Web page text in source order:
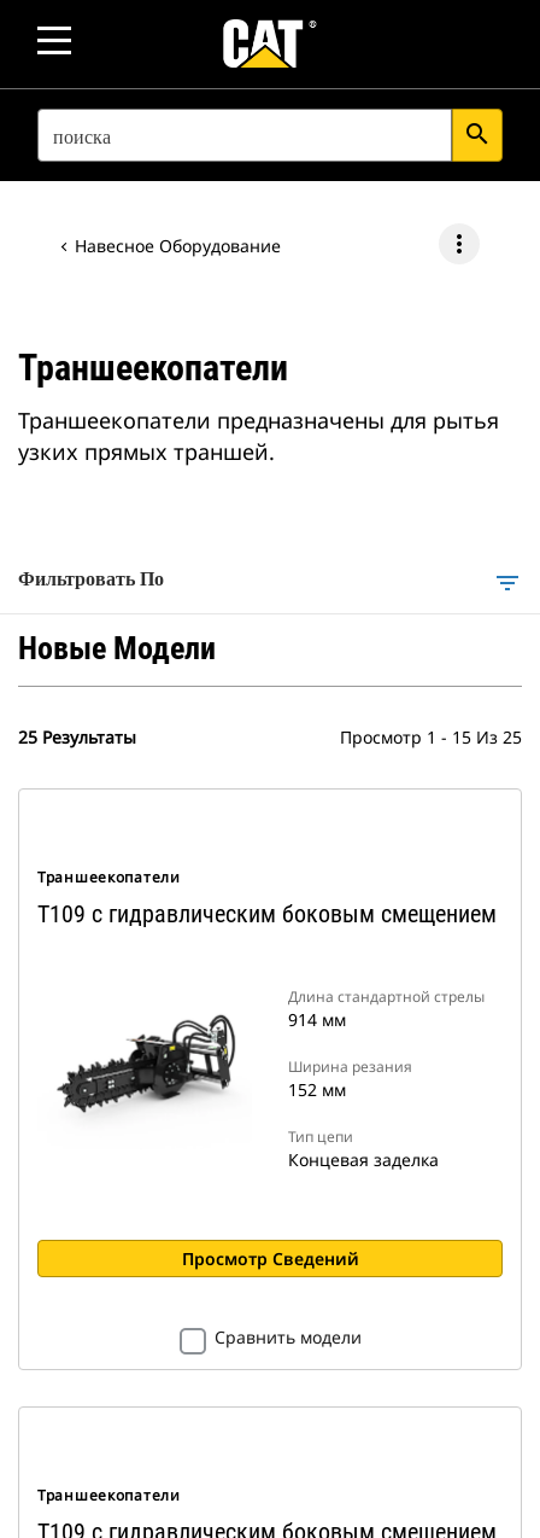
SEARCH search
Навесное Оборудование more_vert
Траншеекопатели
Траншеекопатели предназначены для рытья
узких прямых траншей.
Фильтровать По filter_list
Новые Модели
25 Результаты Просмотр 1 - 15 Из 25
Траншеекопатели
T109 с гидравлическим боковым смещением
Длина стандартной стрелы
914 мм
Ширина резания
152 мм
Тип цепи
Концевая заделка
Просмотр Сведений
Сравнить модели
Траншеекопатели
T109 с гидравлическим боковым смещением